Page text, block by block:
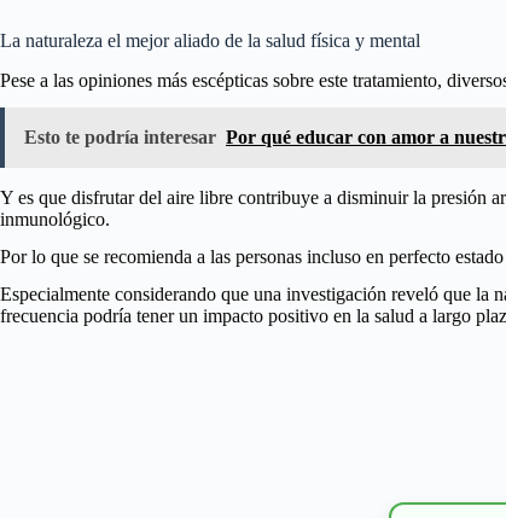
La naturaleza el mejor aliado de la salud física y mental
Pese a las opiniones más escépticas sobre este tratamiento,
Esto te podría interesar Por qué educar con amor a
Y es que disfrutar del aire libre contribuye a disminuir la presión
inmunológico.
Por lo que se recomienda a las personas incluso en perfecto
Especialmente considerando que una investigación reveló que la
frecuencia podría tener un impacto positivo en la salud a largo